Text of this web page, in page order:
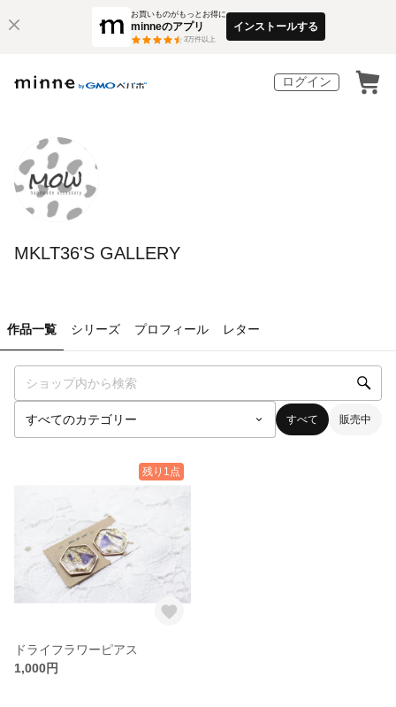
お買いものがもっとお得に
minneのアプリ
3万件以上
インストールする
ログイン
MKLT36'S GALLERY
作品一覧 シリーズ プロフィール レター
すべて 販売中
残り1点
ドライフラワーピアス
1,000円